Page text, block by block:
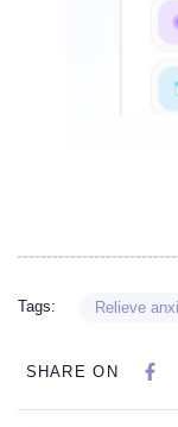
Tags: Relieve
SHARE ON